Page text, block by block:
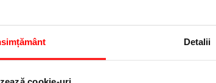
Detalii
MM-INTERIOR X 50 M